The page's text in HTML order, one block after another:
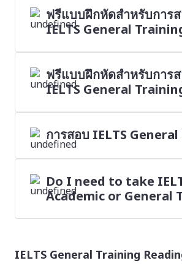
ฟรีแบบฝึกหัดสำหรับการ
IELTS General
ฟรีแบบฝึกหัดสำหรับการ
IELTS General
การสอบ IELTS
Do I need to take
Academic or General
IELTS General Training